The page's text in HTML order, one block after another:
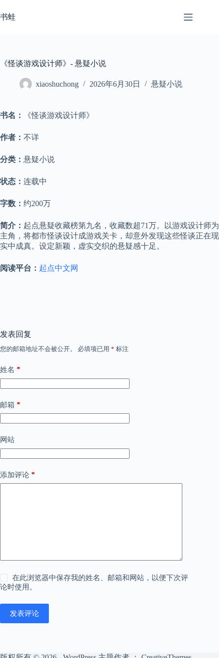
至
书蛙
《怪谈游戏设计师》- 悬疑小说
xiaoshuchong 2026年6月30日 悬疑小说
书名： 《怪谈游戏设计师》
作者： 不详
分类： 悬疑小说
状态： 连载中
字数： 约200万
简介： 起点悬疑收藏榜第九名，收藏数超71万。以游戏设计师为
主角，将都市怪谈设计成游戏关卡，却意外发现这些怪谈正在现
实中成真。设定新颖，虚实交织的悬疑感十足。
阅读平台： 起点中文网
发表回复
您的邮箱地址不会被公开。 必填项已用 * 标注
姓名 *
邮箱 *
网站
添加评论 *
在此浏览器中保存我的姓名、邮箱和网站，以便下次评
论时使用。
发表评论